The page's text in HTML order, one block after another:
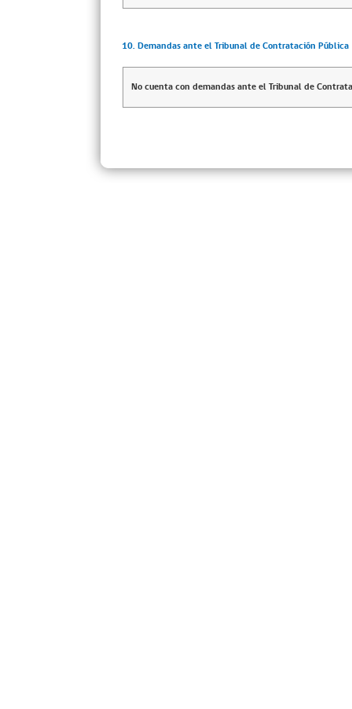
10. Demandas ante el Tribunal de Contratación Pública
No cuenta con demandas ante el Tribunal de